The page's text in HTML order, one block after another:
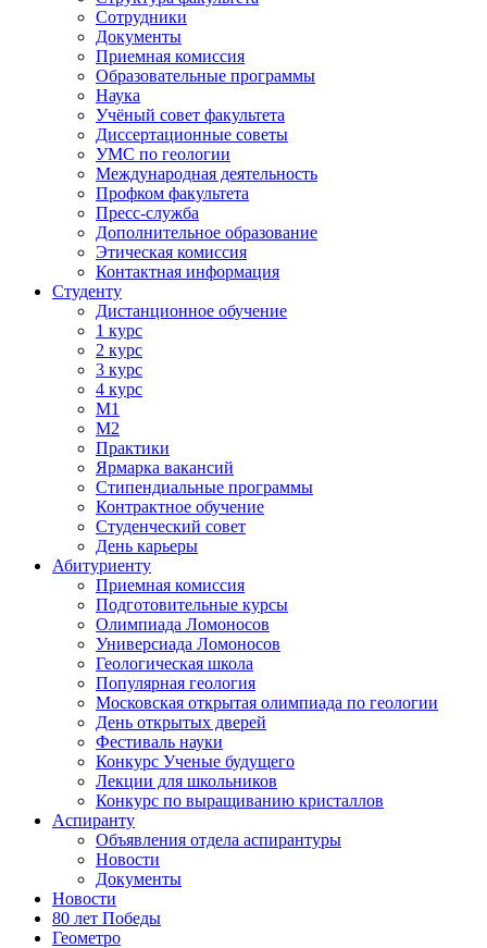
Сотрудники
Документы
Приемная комиссия
Образовательные программы
Наука
Учёный совет факультета
Диссертационные советы
УМС по геологии
Международная деятельность
Профком факультета
Пресс-служба
Дополнительное образование
Этическая комиссия
Контактная информация
Студенту
Дистанционное обучение
1 курс
2 курс
3 курс
4 курс
М1
М2
Практики
Ярмарка вакансий
Стипендиальные программы
Контрактное обучение
Студенческий совет
День карьеры
Абитуриенту
Приемная комиссия
Подготовительные курсы
Олимпиада Ломоносов
Универсиада Ломоносов
Геологическая школа
Популярная геология
Московская открытая олимпиада по геологии
День открытых дверей
Фестиваль науки
Конкурс Ученые будущего
Лекции для школьников
Конкурс по выращиванию кристаллов
Аспиранту
Объявления отдела аспирантуры
Новости
Документы
Новости
80 лет Победы
Геометро